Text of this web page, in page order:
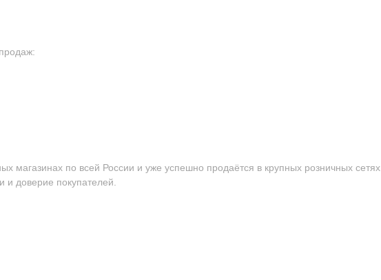
магазинах по всей России и уже успешно продаётся в крупных розничных сетях.
и доверие покупателей.